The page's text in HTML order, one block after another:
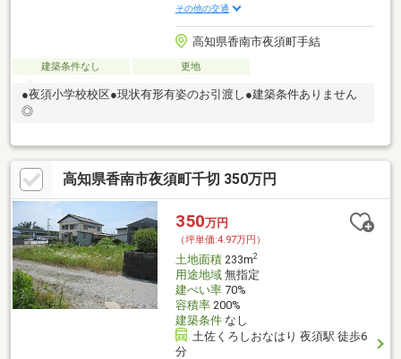
その他の交通
高知県香南市夜須町手結
建築条件なし 更地
●夜須小学校校区●現状有形有姿のお引渡し●建築条件ありません
◎
高知県香南市夜須町千切 350万円
350万円
（坪単価:4.97万円）
土地面積233m2
用途地域無指定
建ぺい率70%
容積率200%
建築条件なし
土佐くろしおなはり 夜須駅 徒歩6
分